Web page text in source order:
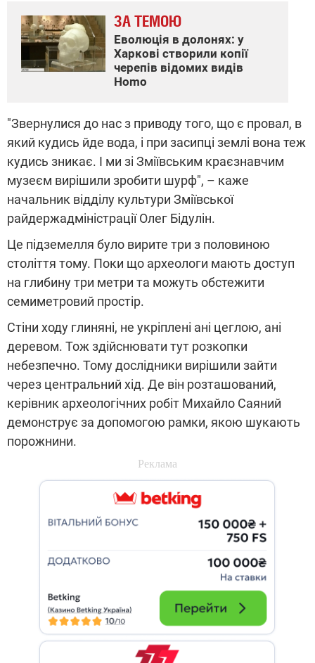
ЗА ТЕМОЮ
Еволюція в долонях: у
Харкові створили копії
черепів відомих видів
Homo
"Звернулися до нас з приводу того, що є провал, в
який кудись йде вода, і при засипці землі вона теж
кудись зникає. І ми зі Зміївським краєзнавчим
музеєм вирішили зробити шурф", – каже
начальник відділу культури Зміївської
райдержадміністрації Олег Бідулін.
Це підземелля було вирите три з половиною
століття тому. Поки що археологи мають доступ
на глибину три метри та можуть обстежити
семиметровий простір.
Стіни ходу глиняні, не укріплені ані цеглою, ані
деревом. Тож здійснювати тут розкопки
небезпечно. Тому дослідники вирішили зайти
через центральний хід. Де він розташований,
керівник археологічних робіт Михайло Саяний
демонструє за допомогою рамки, якою шукають
порожнини.